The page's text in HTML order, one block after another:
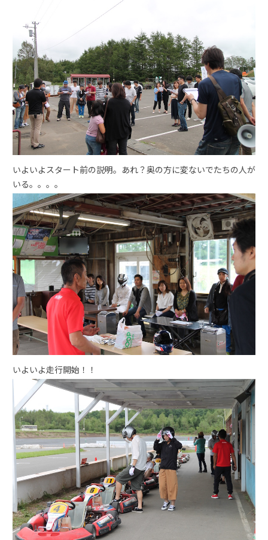
いよいよスタート前の説明。あれ？奥の方に変ないでたちの人が
いる。。。。
いよいよ走行開始！！